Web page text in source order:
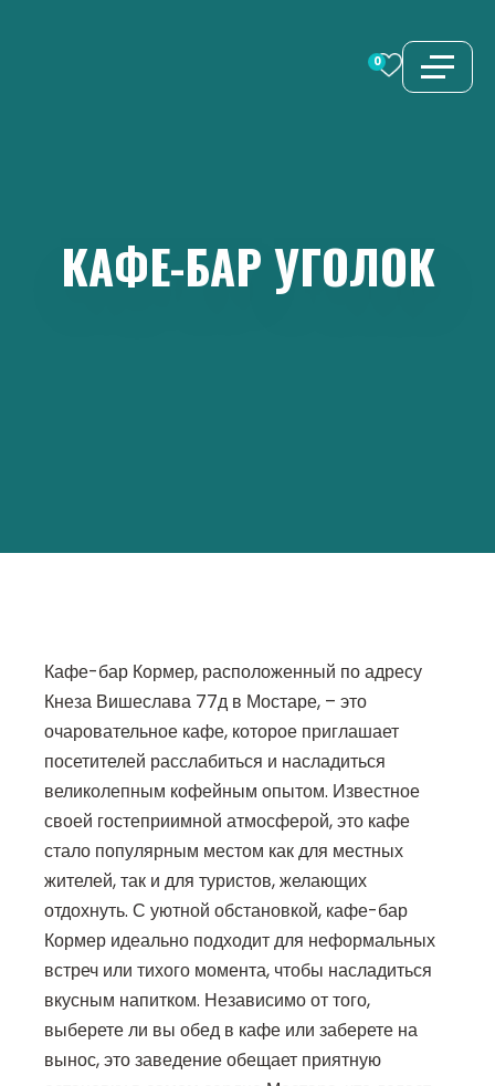
0
КАФЕ-БАРУГОЛОК
Кафе-бар Кормер, расположенный по адресу
Кнеза Вишеслава 77д в Мостаре, – это
очаровательное кафе, которое приглашает
посетителей расслабиться и насладиться
великолепным кофейным опытом. Известное
своей гостеприимной атмосферой, это кафе
стало популярным местом как для местных
жителей, так и для туристов, желающих
отдохнуть. С уютной обстановкой, кафе-бар
Кормер идеально подходит для неформальных
встреч или тихого момента, чтобы насладиться
вкусным напитком. Независимо от того,
выберете ли вы обед в кафе или заберете на
вынос, это заведение обещает приятную